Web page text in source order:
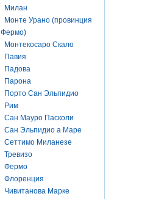
Милан
Монте Урано (провинция
Фермо)
Монтекосаро Скало
Павия
Падова
Парона
Порто Сан Эльпидио
Рим
Сан Мауро Пасколи
Сан Эльпидио а Маре
Сеттимо Миланезе
Тревизо
Фермо
Флоренция
Чивитанова Марке